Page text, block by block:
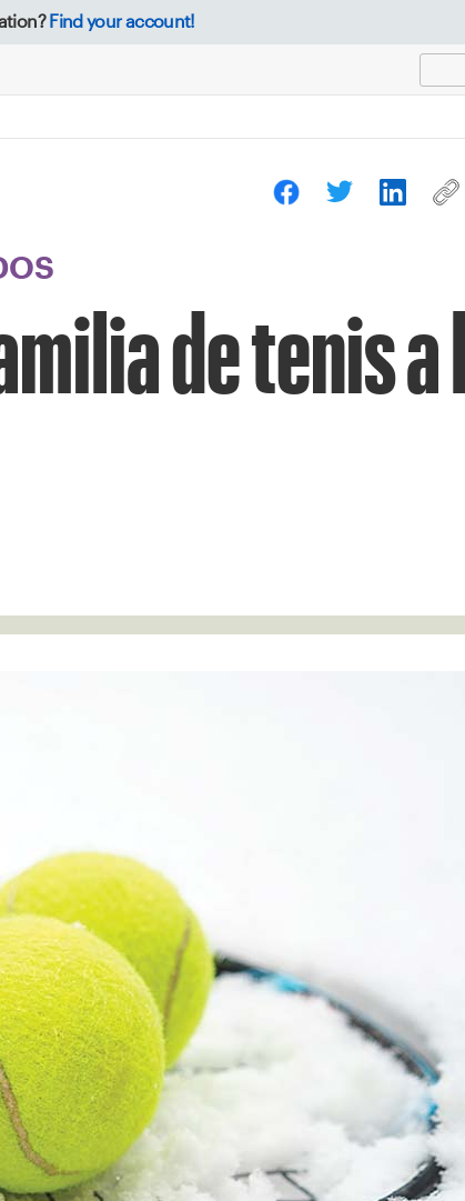
Find your account!
de tenis a